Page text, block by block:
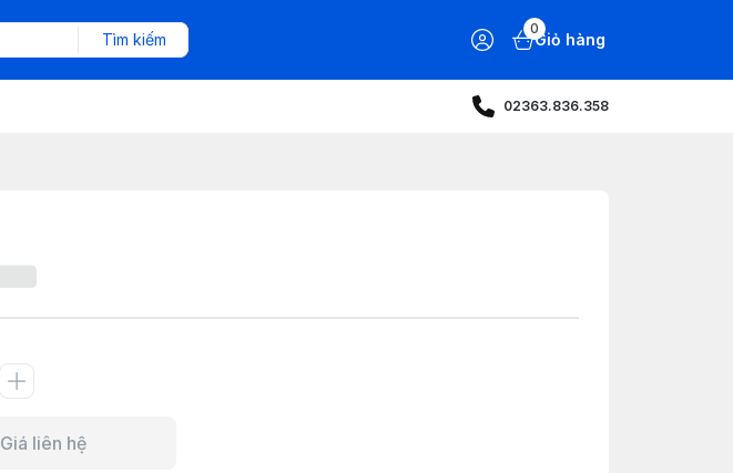
Tìm kiếm
0
Giỏ hàng
02363.836.358
Giá liên hệ